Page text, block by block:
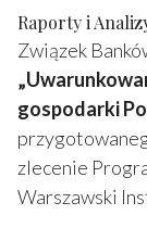
Raporty i
Związek
gospodarki
zlecenie
Warszawski